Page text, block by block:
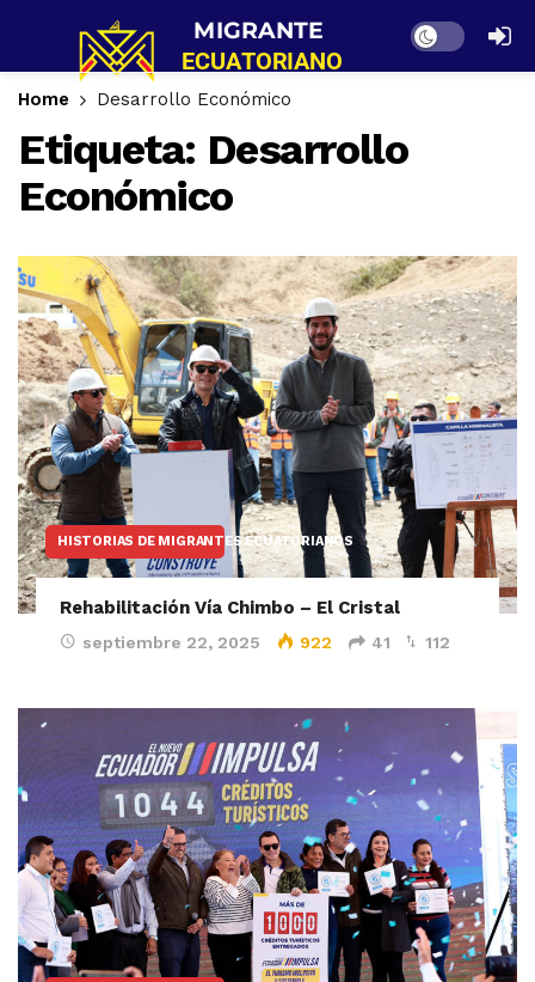
Dark mode
Home Desarrollo Económico
Etiqueta: Desarrollo
Económico
HISTORIAS DE MIGRANTES ECUATORIANOS
Rehabilitación Vía Chimbo – El Cristal
septiembre 22, 2025 922 41 112